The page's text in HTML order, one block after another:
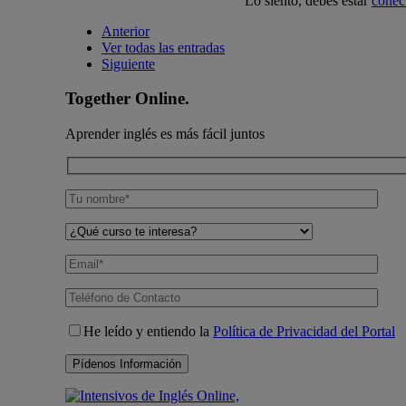
Anterior
Ver todas las entradas
Siguiente
Together Online.
Aprender inglés es más fácil juntos
He leído y entiendo la Política de Privacidad del Portal